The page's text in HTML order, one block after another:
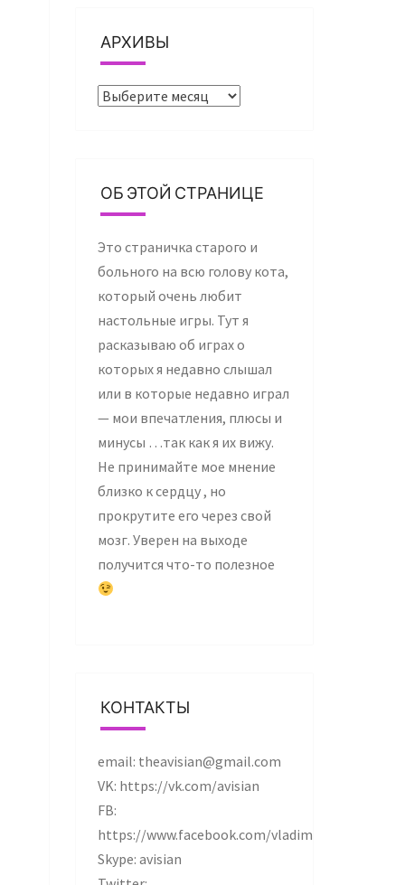
АРХИВЫ
Архивы
ОБ ЭТОЙ СТРАНИЦЕ
Это страничка старого и
больного на всю голову кота,
который очень любит
настольные игры. Тут я
расказываю об играх о
которых я недавно слышал
или в которые недавно играл
— мои впечатления, плюсы и
минусы …так как я их вижу.
Не принимайте мое мнение
близко к сердцу , но
прокрутите его через свой
мозг. Уверен на выходе
получится что-то полезное
КОНТАКТЫ
email: theavisian@gmail.com
VK: https://vk.com/avisian
FB:
https://www.facebook.com/vladimir.krylov.37
Skype: avisian